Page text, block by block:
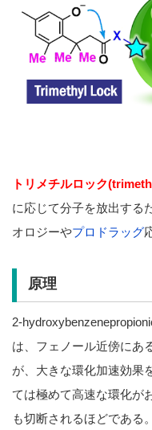
トリメチルロック
に応じて分子を放出する
オロジーやプロドラッグ
原理
2-
は、フェノール近傍にあ
が、大きな環化加速効果
ては極めて高速な環化が
も切断されるほどである。